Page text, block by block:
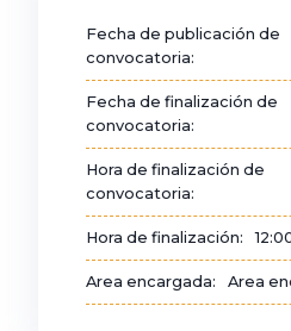
Fecha de publicación de
convocatoria:
Fecha de finalización de
convocatoria:
Hora de finalización de
convocatoria:
Hora de finalización:
Area encargada: Area